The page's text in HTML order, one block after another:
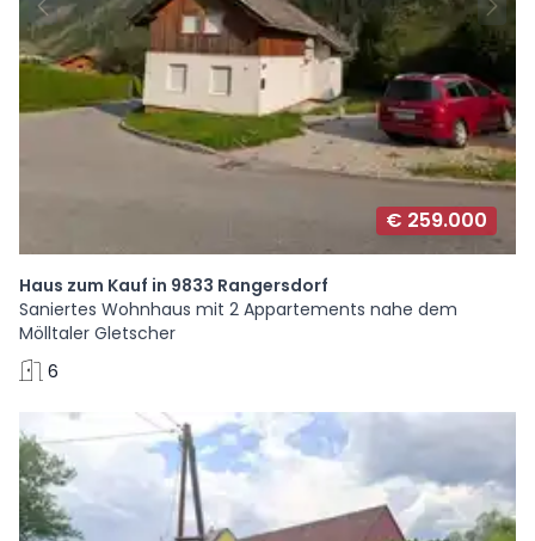
€ 259.000
Haus zum Kauf in 9833 Rangersdorf
Saniertes Wohnhaus mit 2 Appartements nahe dem
Mölltaler Gletscher
6